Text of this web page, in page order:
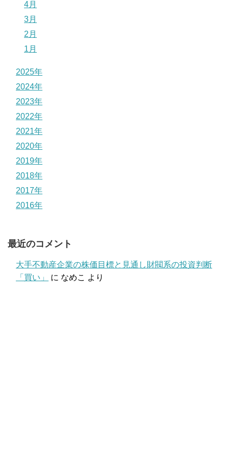
4月
3月
2月
1月
2025年
2024年
2023年
2022年
2021年
2020年
2019年
2018年
2017年
2016年
最近のコメント
大手不動産企業の株価目標と見通し財閥系の投資判断
「買い」
に なめこ より